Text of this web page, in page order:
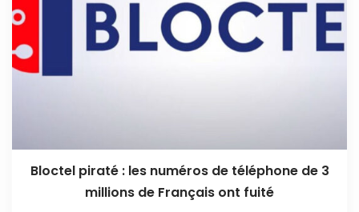
Bloctel piraté : les numéros de téléphone de 3
millions de Français ont fuité